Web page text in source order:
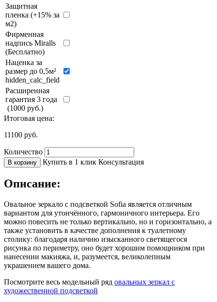
Защитная
пленка (+15% за
м2)
Фирменная
надпись Miralls
(Бесплатно)
Наценка за
размер до 0,5м²
hidden_calc_field
Расширенная
гарантия 3 года
(1000 руб.)
Итоговая цена:
11100 руб.
Количество
В корзину Купить в 1 клик Консультация
Описание:
Овальное зеркало с подсветкой Sofia является отличным
вариантом для утончённого, гармоничного интерьера. Его
можно повесить не только вертикально, но и горизонтально, а
также установить в качестве дополнения к туалетному
столику: благодаря наличию изысканного светящегося
рисунка по периметру, оно будет хорошим помощником при
нанесении макияжа, и, разумеется, великолепным
украшением вашего дома.
Посмотрите весь модельный ряд овальных зеркал с
художественной подсветкой